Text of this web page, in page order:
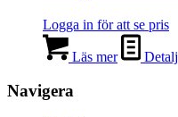
Logga in för att se pris
Läs mer
Navigera